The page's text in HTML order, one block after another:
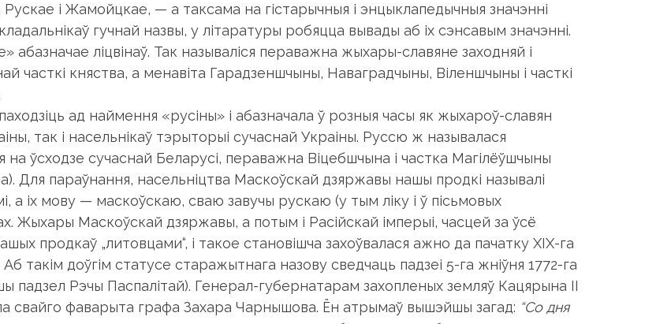
Рускае і Жамойцкае, — а таксама на гістарычныя і энцыклапедычныя значэнні
гучнай назвы, у літаратуры робяцца вывады аб іх сэнсавым значэнні.
абазначае ліцвінаў. Так называліся пераважна жыхары-славяне заходняй і
часткі княства, а менавіта Гарадзеншчыны, Наваградчыны, Віленшчыны і часткі
ад наймення «русіны» і абазначала ў розныя часы як жыхароў-славян
так і насельнікаў тэрыторыі сучаснай Украіны. Руссю ж называлася
на ўсходзе сучаснай Беларусі, пераважна Віцебшчына і частка Магілёўшчыны
Для параўнання, насельніцтва Маскоўскай дзяржавы нашы продкі называлі
а іх мову — маскоўскаю, сваю завучы рускаю (у тым ліку і ў пісьмовых
Жыхары Маскоўскай дзяржавы, а потым і Расійскай імперыі, часцей за ўсё
продкаў „литовцами“, і такое становішча захоўвалася ажно да пачатку XIX-га
Аб такім доўгім статусе старажытнага назову сведчаць падзеі 5-га жніўня 1772-га
падзел Рэчы Паспалітай). Генерал-губернатарам захопленых земляў Кацярына ІІ
свайго фаварыта графа Захара Чарнышова. Ён атрымаў вышэйшы загад: “Со дня